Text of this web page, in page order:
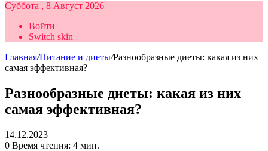
Суббота , 8 Август 2026
Войти
Switch skin
Главная/Питание и диеты/Разнообразные диеты: какая из них
самая эффективная?
Разнообразные диеты: какая из них
самая эффективная?
14.12.2023
0 Время чтения: 4 мин.